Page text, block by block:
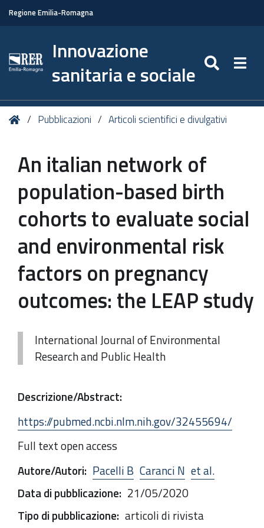
Regione Emilia-Romagna
Innovazione
sanitaria e sociale
Tu HomePubblicazioni Articoli scientifici e divulgativi
An italian network of
population-based birth
cohorts to evaluate social
and environmental risk
factors on pregnancy
outcomes: the LEAP study
International Journal of Environmental
Research and Public Health
Descrizione/Abstract:
https://pubmed.ncbi.nlm.nih.gov/32455694/
Full text open access
Autore/Autori: Pacelli B Caranci N et al.
Data di pubblicazione: 21/05/2020
Tipo di pubblicazione: articoli di rivista